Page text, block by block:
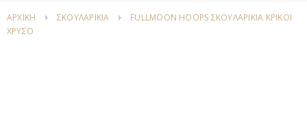
ΑΡΧΙΚΗ ΣΚΟΥΛΑΡΙΚΙΑ
FULLMOON HOOPS ΣΚΟΥΛΑΡΊΚΙΑ ΚΡΊΚΟΙ
ΧΡΥΣΌ